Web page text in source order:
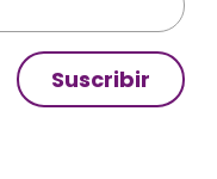
Suscribir